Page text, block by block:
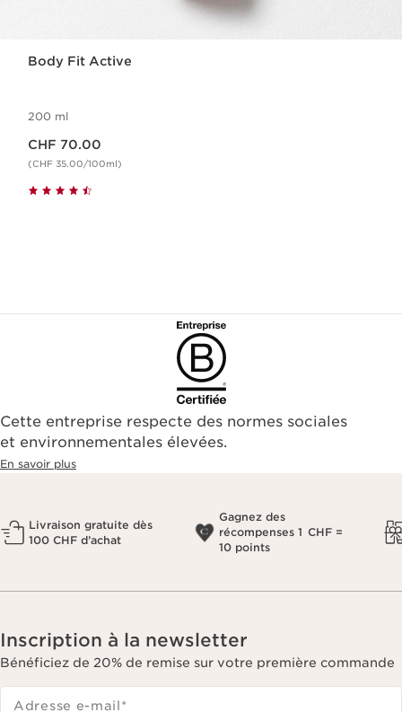
Body Fit Active
200 ml
CHF 70.00
(CHF 35.00/100ml)
Cette entreprise respecte des normes sociales
et environnementales élevées.
En savoir plus
Livraison gratuite dès
100 CHF d’achat
Gagnez des
récompenses 1 CHF =
10 points
Inscription à la newsletter
Bénéficiez de 20% de remise sur votre première commande
Adresse e-mail*